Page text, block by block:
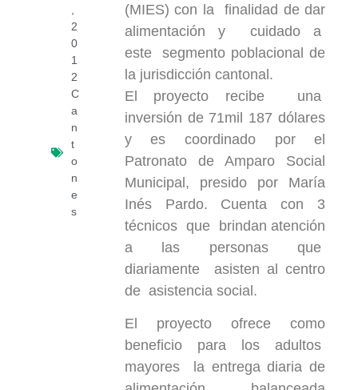
2
0
1
2
C
a
n
t
o
n
e
s
(MIES) con la finalidad de dar
alimentación y cuidado a
este segmento poblacional de
la jurisdicción cantonal.
El proyecto recibe una
inversión de 71mil 187 dólares
y es coordinado por el
Patronato de Amparo Social
Municipal, presido por María
Inés Pardo. Cuenta con 3
técnicos que brindan atención
a las personas que
diariamente asisten al centro
de asistencia social.
El proyecto ofrece como
beneficio para los adultos
mayores la entrega diaria de